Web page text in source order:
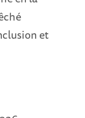
et